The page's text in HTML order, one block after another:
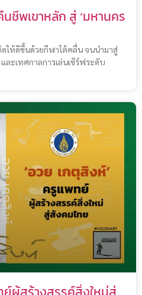
ชีพเขาหลัก สู่ ‘มหานคร
ให้ดีขึ้นด้วยกีฬาโต้คลื่น จนนำมาสู่
ละเทศกาลการเล่นเซิร์ฟระดับ